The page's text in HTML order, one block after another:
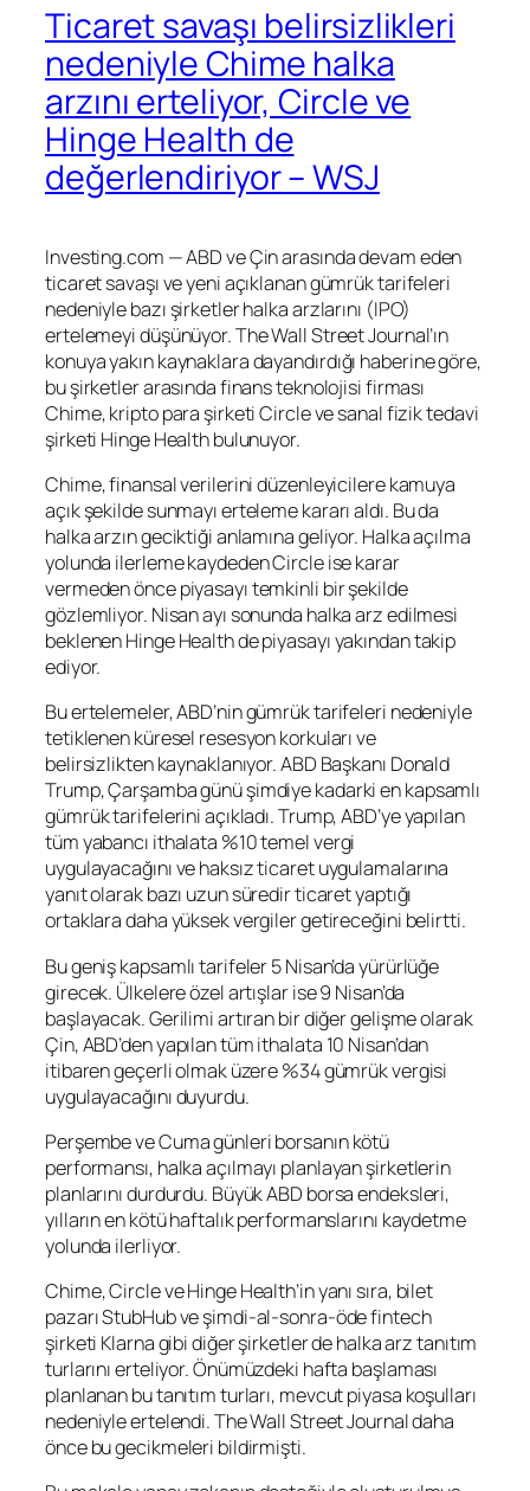
Ticaret savaşı belirsizlikleri
nedeniyle Chime halka
arzını erteliyor, Circle ve
Hinge Health de
değerlendiriyor – WSJ
Investing.com — ABD ve Çin arasında devam eden
ticaret savaşı ve yeni açıklanan gümrük tarifeleri
nedeniyle bazı şirketler halka arzlarını (IPO)
ertelemeyi düşünüyor. The Wall Street Journal’ın
konuya yakın kaynaklara dayandırdığı haberine göre,
bu şirketler arasında finans teknolojisi firması
Chime, kripto para şirketi Circle ve sanal fizik tedavi
şirketi Hinge Health bulunuyor.
Chime, finansal verilerini düzenleyicilere kamuya
açık şekilde sunmayı erteleme kararı aldı. Bu da
halka arzın geciktiği anlamına geliyor. Halka açılma
yolunda ilerleme kaydeden Circle ise karar
vermeden önce piyasayı temkinli bir şekilde
gözlemliyor. Nisan ayı sonunda halka arz edilmesi
beklenen Hinge Health de piyasayı yakından takip
ediyor.
Bu ertelemeler, ABD’nin gümrük tarifeleri nedeniyle
tetiklenen küresel resesyon korkuları ve
belirsizlikten kaynaklanıyor. ABD Başkanı Donald
Trump, Çarşamba günü şimdiye kadarki en kapsamlı
gümrük tarifelerini açıkladı. Trump, ABD’ye yapılan
tüm yabancı ithalata %10 temel vergi
uygulayacağını ve haksız ticaret uygulamalarına
yanıt olarak bazı uzun süredir ticaret yaptığı
ortaklara daha yüksek vergiler getireceğini belirtti.
Bu geniş kapsamlı tarifeler 5 Nisan’da yürürlüğe
girecek. Ülkelere özel artışlar ise 9 Nisan’da
başlayacak. Gerilimi artıran bir diğer gelişme olarak
Çin, ABD’den yapılan tüm ithalata 10 Nisan’dan
itibaren geçerli olmak üzere %34 gümrük vergisi
uygulayacağını duyurdu.
Perşembe ve Cuma günleri borsanın kötü
performansı, halka açılmayı planlayan şirketlerin
planlarını durdurdu. Büyük ABD borsa endeksleri,
yılların en kötü haftalık performanslarını kaydetme
yolunda ilerliyor.
Chime, Circle ve Hinge Health’in yanı sıra, bilet
pazarı StubHub ve şimdi-al-sonra-öde fintech
şirketi Klarna gibi diğer şirketler de halka arz tanıtım
turlarını erteliyor. Önümüzdeki hafta başlaması
planlanan bu tanıtım turları, mevcut piyasa koşulları
nedeniyle ertelendi. The Wall Street Journal daha
önce bu gecikmeleri bildirmişti.